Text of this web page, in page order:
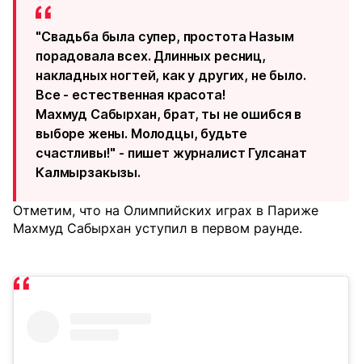
"Свадьба была супер, простота Назым
порадовала всех. Длинных ресниц,
накладных ногтей, как у других, не было.
Все - естественная красота!
Махмуд Сабырхан, брат, ты не ошибся в
выборе жены. Молодцы, будьте
счастливы!" - пишет журналист Гулсанат
Калмырзакызы.
Отметим, что на Олимпийских играх в Париже
Махмуд Сабырхан уступил в первом раунде.